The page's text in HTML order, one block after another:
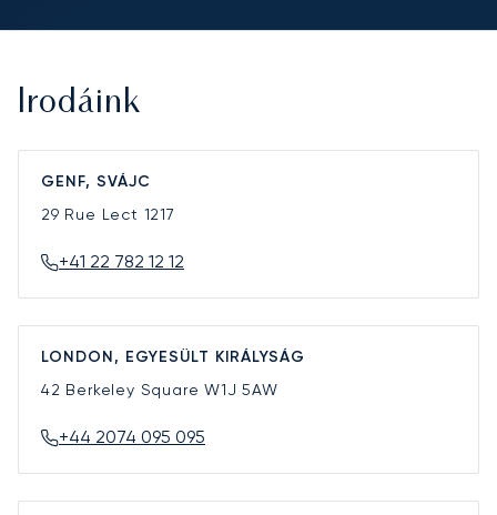
Irodáink
GENF, SVÁJC
29 Rue Lect 1217
+41 22 782 12 12
LONDON, EGYESÜLT KIRÁLYSÁG
42 Berkeley SquareW1J 5AW
+44 2074 095 095